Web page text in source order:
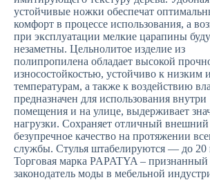
устойчивые ножки обеспечат
комфорт в процессе использования, а
при эксплуатации мелкие царапины
незаметны. Цельнолитое изделие из
полипропилена обладает высокой
износостойкостью, устойчиво к низким
температурам, а также к воздействию
предназначен для использования внутри
помещения и на улице, выдерживает
нагрузки. Сохраняет отличный
безупречное качество на протяжении
службы. Стулья штабелируются — до 20
Торговая марка PAPATYA – признанный
законодатель моды в мебельной